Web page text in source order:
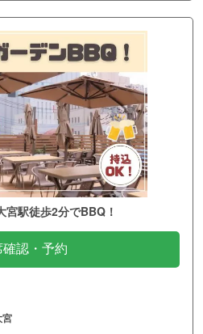
駅徒歩2分でBBQ！
確認・予約
宮